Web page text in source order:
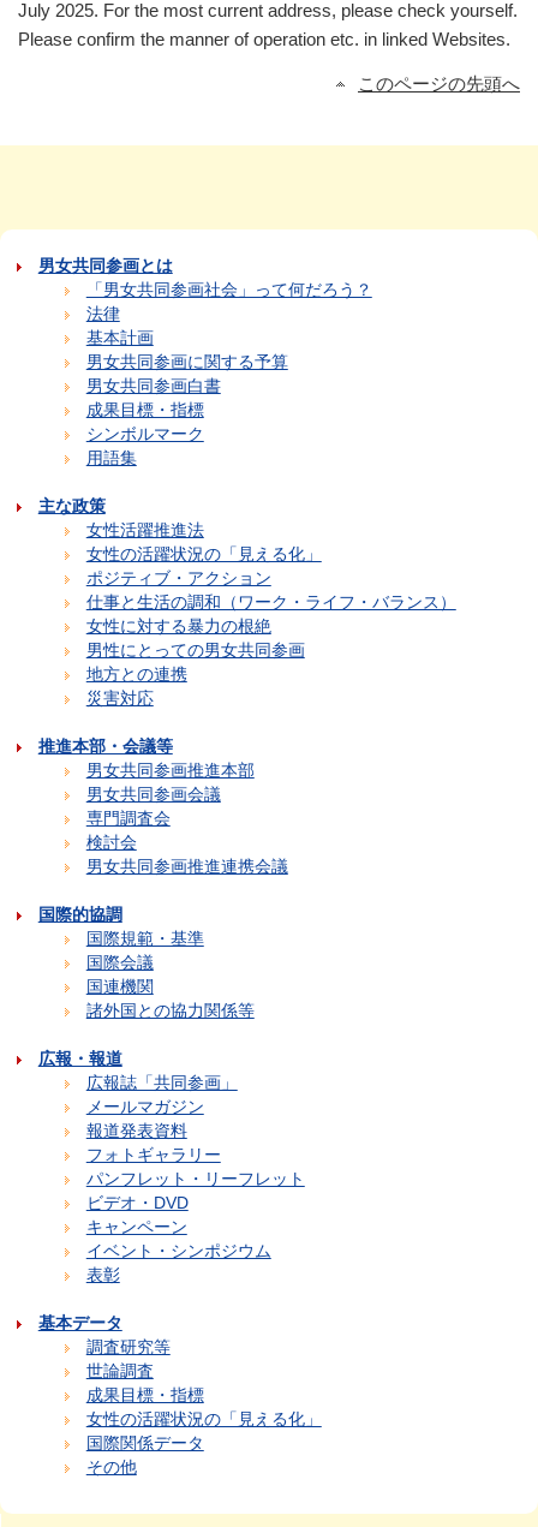
July 2025. For the most current address, please check yourself.
Please confirm the manner of operation etc. in linked Websites.
このページの先頭へ
男女共同参画とは
「男女共同参画社会」って何だろう？
法律
基本計画
男女共同参画に関する予算
男女共同参画白書
成果目標・指標
シンボルマーク
用語集
主な政策
女性活躍推進法
女性の活躍状況の「見える化」
ポジティブ・アクション
仕事と生活の調和（ワーク・ライフ・バランス）
女性に対する暴力の根絶
男性にとっての男女共同参画
地方との連携
災害対応
推進本部・会議等
男女共同参画推進本部
男女共同参画会議
専門調査会
検討会
男女共同参画推進連携会議
国際的協調
国際規範・基準
国際会議
国連機関
諸外国との協力関係等
広報・報道
広報誌「共同参画」
メールマガジン
報道発表資料
フォトギャラリー
パンフレット・リーフレット
ビデオ・DVD
キャンペーン
イベント・シンポジウム
表彰
基本データ
調査研究等
世論調査
成果目標・指標
女性の活躍状況の「見える化」
国際関係データ
その他